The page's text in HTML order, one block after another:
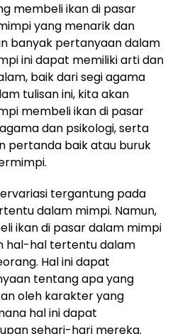
membeli ikan di pasar
yang menarik dan
banyak pertanyaan dalam
ini dapat memiliki arti dan
baik dari segi agama
tulisan ini, kita akan
membeli ikan di pasar
dan psikologi, serta
pertanda baik atau buruk
tergantung pada
dalam mimpi. Namun,
ikan di pasar dalam mimpi
hal-hal tertentu dalam
Hal ini dapat
tentang apa yang
oleh karakter yang
hal ini dapat
sehari-hari mereka.